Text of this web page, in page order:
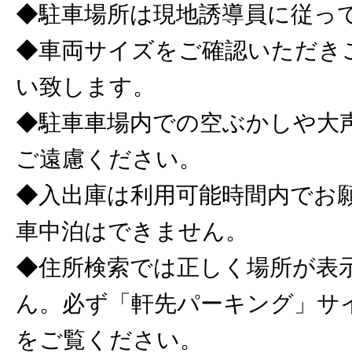
◆駐車場所は現地誘導員に従っ
◆車両サイズをご確認いただき
い致します。
◆駐車車場内での空ぶかしや大
ご遠慮ください。
◆入出庫は利用可能時間内でお
車中泊はできません。
◆住所検索では正しく場所が表
ん。必ず「軒先パーキング」サ
をご覧ください。